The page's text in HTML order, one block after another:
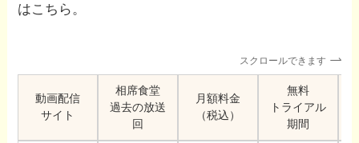
はこちら。
スクロールできます
動画配信
サイト
相席食堂
過去の放送
回
月額料金
（税込）
無料
トライアル
期間